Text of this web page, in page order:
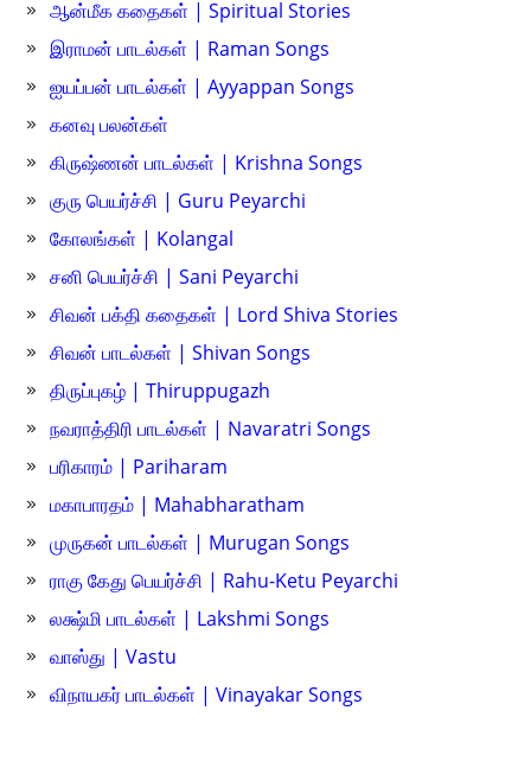
ஆன்மீக கதைகள் | Spiritual Stories
இராமன் பாடல்கள் | Raman Songs
ஐயப்பன் பாடல்கள் | Ayyappan Songs
கனவு பலன்கள்
கிருஷ்ணன் பாடல்கள் | Krishna Songs
குரு பெயர்ச்சி | Guru Peyarchi
கோலங்கள் | Kolangal
சனி பெயர்ச்சி | Sani Peyarchi
சிவன் பக்தி கதைகள் | Lord Shiva Stories
சிவன் பாடல்கள் | Shivan Songs
திருப்புகழ் | Thiruppugazh
நவராத்திரி பாடல்கள் | Navaratri Songs
பரிகாரம் | Pariharam
மகாபாரதம் | Mahabharatham
முருகன் பாடல்கள் | Murugan Songs
ராகு கேது பெயர்ச்சி | Rahu-Ketu Peyarchi
லக்ஷ்மி பாடல்கள் | Lakshmi Songs
வாஸ்து | Vastu
விநாயகர் பாடல்கள் | Vinayakar Songs